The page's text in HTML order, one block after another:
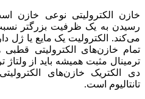
خازن الکترولیتی نوعی خازن
رسیدن به یک ظرفیت بزرگتر
می‌کند. الکترولیت یک مایع یا ژل
تمام خازن‌های الکترولیتی قطبی
ترمینال مثبت همیشه باید از
دی الکتریک خازن‌های
تانتالیوم است.